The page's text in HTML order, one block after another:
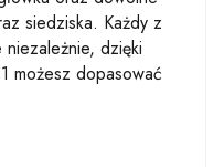
siedziska. Każdy z
niezależnie, dzięki
możesz dopasować